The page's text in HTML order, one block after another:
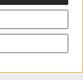
Impressum